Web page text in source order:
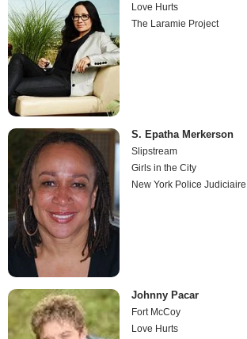
Love Hurts
The Laramie Project
S. Epatha Merkerson
Slipstream
Girls in the City
New York Police Judiciaire
Johnny Pacar
Fort McCoy
Love Hurts